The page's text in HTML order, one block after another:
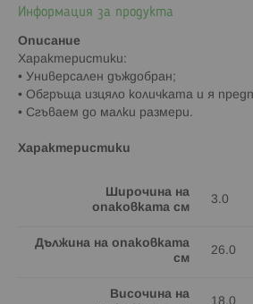
Информация за продукта
Описание
Характеристики:
• Универсален дъждобран;
• Обгръща изцяло количката и я
• Сгъваем до малки размери.
Характеристики
Широчина на
опаковката см
3.0
Дължина на опаковката
см
26.0
Височина на